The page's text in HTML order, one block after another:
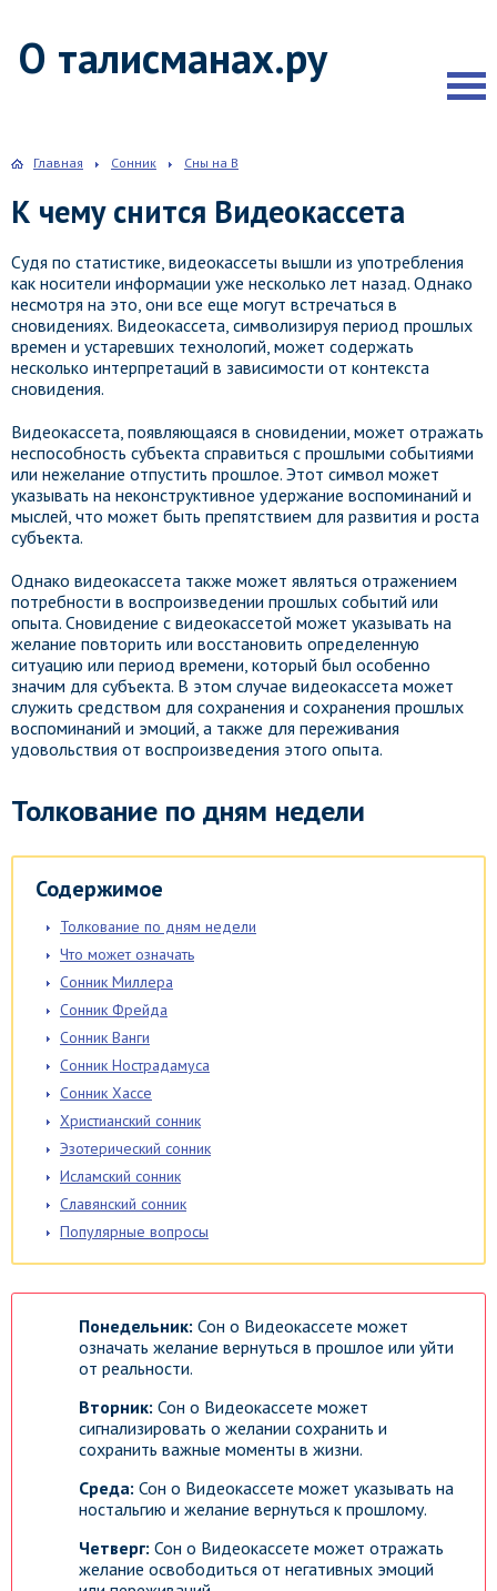
О талисманах.ру
Главная Сонник Сны на В
К чему снится Видеокассета
Судя по статистике, видеокассеты вышли из употребления
как носители информации уже несколько лет назад. Однако
несмотря на это, они все еще могут встречаться в
сновидениях. Видеокассета, символизируя период прошлых
времен и устаревших технологий, может содержать
несколько интерпретаций в зависимости от контекста
сновидения.
Видеокассета, появляющаяся в сновидении, может отражать
неспособность субъекта справиться с прошлыми событиями
или нежелание отпустить прошлое. Этот символ может
указывать на неконструктивное удержание воспоминаний и
мыслей, что может быть препятствием для развития и роста
субъекта.
Однако видеокассета также может являться отражением
потребности в воспроизведении прошлых событий или
опыта. Сновидение с видеокассетой может указывать на
желание повторить или восстановить определенную
ситуацию или период времени, который был особенно
значим для субъекта. В этом случае видеокассета может
служить средством для сохранения и сохранения прошлых
воспоминаний и эмоций, а также для переживания
удовольствия от воспроизведения этого опыта.
Толкование по дням недели
Содержимое
Толкование по дням недели
Что может означать
Сонник Миллера
Сонник Фрейда
Сонник Ванги
Сонник Нострадамуса
Сонник Хассе
Христианский сонник
Эзотерический сонник
Исламский сонник
Славянский сонник
Популярные вопросы
Понедельник: Сон о Видеокассете может
означать желание вернуться в прошлое или уйти
от реальности.
Вторник: Сон о Видеокассете может
сигнализировать о желании сохранить и
сохранить важные моменты в жизни.
Среда: Сон о Видеокассете может указывать на
ностальгию и желание вернуться к прошлому.
Четверг: Сон о Видеокассете может отражать
желание освободиться от негативных эмоций